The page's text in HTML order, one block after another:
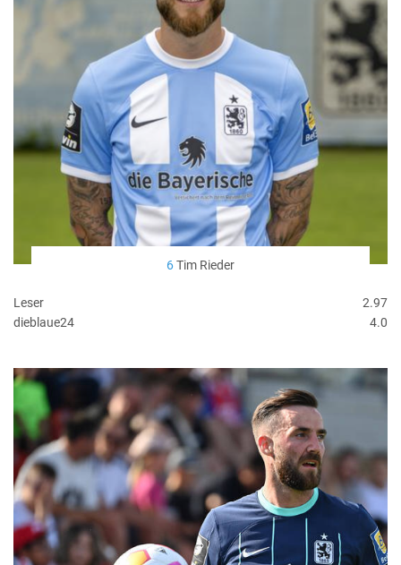
6Tim Rieder
Leser
2.97
dieblaue24
4.0